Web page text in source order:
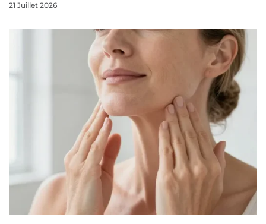
21 Juillet 2026